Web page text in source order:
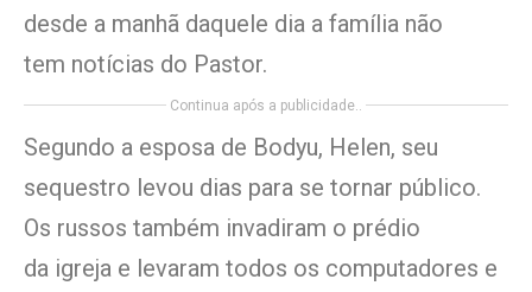
desde a manhã daquele dia a família não
tem notícias do Pastor.
Continua após a publicidade..
Segundo a esposa de Bodyu, Helen, seu
sequestro levou dias para se tornar público.
Os russos também invadiram o prédio
da igreja e levaram todos os computadores e